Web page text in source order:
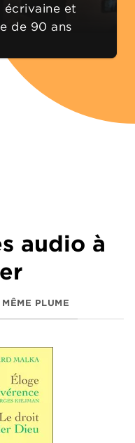
écrivaine et
de 90 ans
audio à
MÊME PLUME